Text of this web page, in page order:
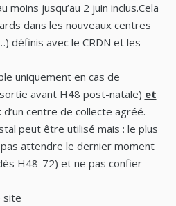
moins jusqu’au 2 juin inclus.Cela
dans les nouveaux centres
définis avec le CRDN et les
uniquement en cas de
avant H48 post-natale) et
d’un centre de collecte agréé.
peut être utilisé mais : le plus
attendre le dernier moment
H48-72) et ne pas confier
site